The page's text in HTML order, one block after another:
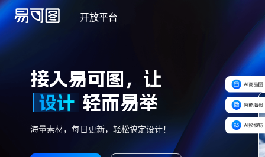
开放平台
接入易可图，让
轻而易举
海量素材，每日更新，轻松搞定设计！